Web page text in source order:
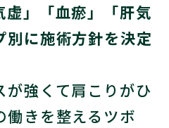
虚」「血瘀」「肝気
に施術方針を決定
強くて肩こりがひ
働きを整えるツボ